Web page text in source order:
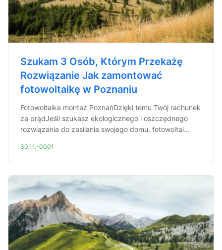
Szukam 3 Osób, Którym Przekażę
Rozwiązanie Jak zamontować
fotowoltaikę w Poznaniu
Fotowoltaika montaż PoznańDzięki temu Twój rachunek
za prądJeśli szukasz ekologicznego i oszczędnego
rozwiązania do zasilania swojego domu, fotowoltai...
30.11.-0001